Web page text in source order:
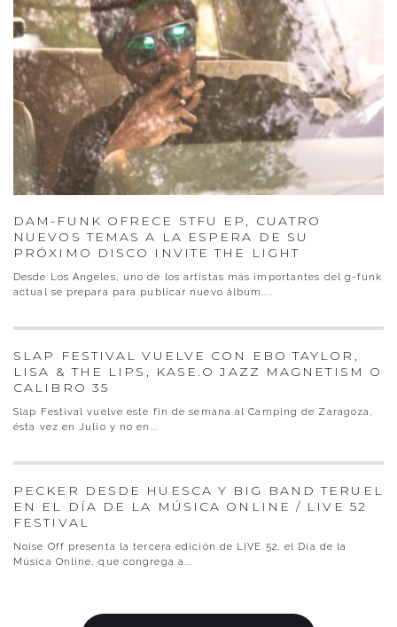
DAM-FUNK OFRECE STFU EP, CUATRO
NUEVOS TEMAS A LA ESPERA DE SU
PRÓXIMO DISCO INVITE THE LIGHT
Desde Los Angeles, uno de los artistas más importantes del g-funk
actual se prepara para publicar nuevo álbum....
SLAP FESTIVAL VUELVE CON EBO TAYLOR,
LISA & THE LIPS, KASE.O JAZZ MAGNETISM O
CALIBRO 35
Slap Festival vuelve este fin de semana al Camping de Zaragoza,
ésta vez en Julio y no en ...
PECKER DESDE HUESCA Y BIG BAND TERUEL
EN EL DÍA DE LA MÚSICA ONLINE / LIVE 52
FESTIVAL
Noise Off presenta la tercera edición de LIVE 52, el Día de la
Música Online, que congrega a...